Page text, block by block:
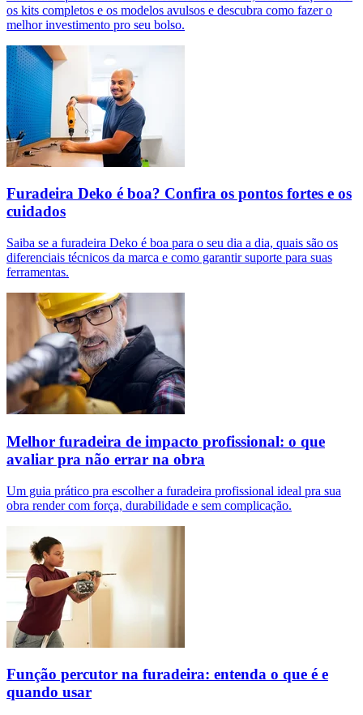
os kits completos e os modelos avulsos e descubra como fazer o
melhor investimento pro seu bolso.
Furadeira Deko é boa? Confira os pontos fortes e os
cuidados
Saiba se a furadeira Deko é boa para o seu dia a dia, quais são os
diferenciais técnicos da marca e como garantir suporte para suas
ferramentas.
Melhor furadeira de impacto profissional: o que
avaliar pra não errar na obra
Um guia prático pra escolher a furadeira profissional ideal pra sua
obra render com força, durabilidade e sem complicação.
Função percutor na furadeira: entenda o que é e
quando usar